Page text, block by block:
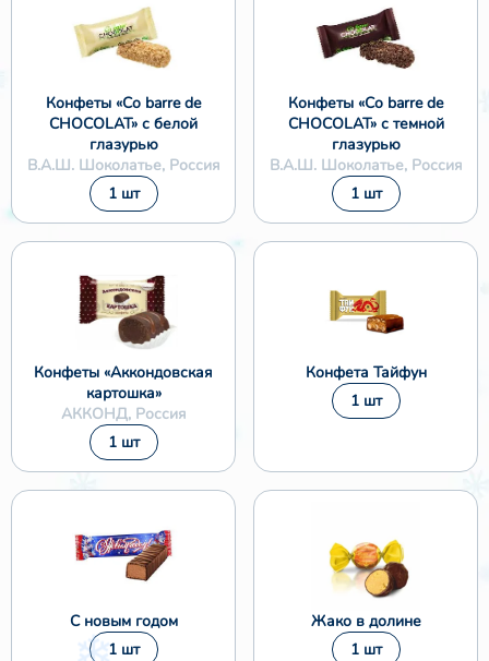
Конфеты «Co barre de
CHOCOLAT» с белой
глазурью
В.А.Ш. Шоколатье, Россия
1 шт
Конфеты «Co barre de
CHOCOLAT» с темной
глазурью
В.А.Ш. Шоколатье, Россия
1 шт
Конфеты «Аккондовская
картошка»
АККОНД, Россия
1 шт
Конфета Тайфун
1 шт
С новым годом
1 шт
Жако в долине
1 шт